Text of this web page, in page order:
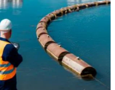
permanente